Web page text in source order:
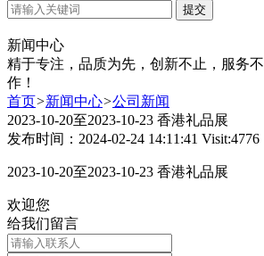
提交
新闻中心
精于专注，品质为先，创新不止，服务
作！
首页>新闻中心>公司新闻
2023-10-20至2023-10-23 香港礼品展
发布时间：2024-02-24 14:11:41 Visit:4776
2023-10-20至2023-10-23 香港礼品展
欢迎您
给我们留言